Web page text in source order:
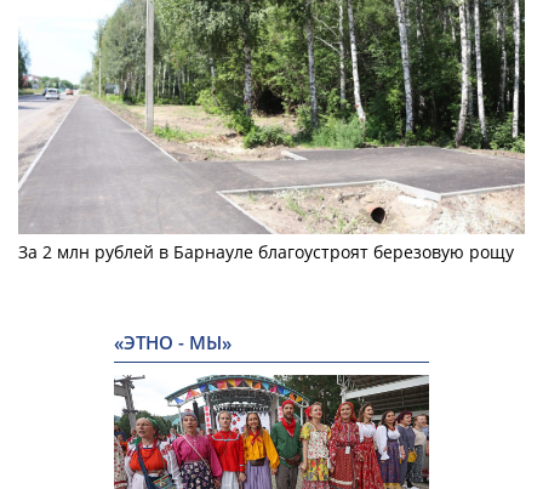
За 2 млн рублей в Барнауле благоустроят березовую рощу
«ЭТНО - МЫ»